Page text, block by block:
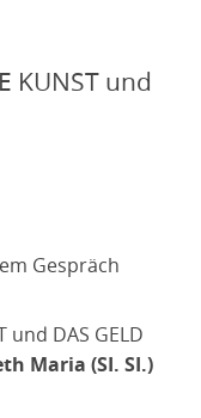
KUNST und
Gespräch
und DAS GELD
Maria (SI. SI.)